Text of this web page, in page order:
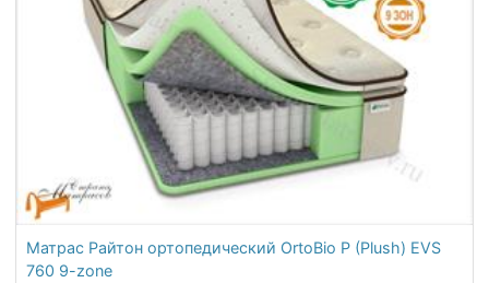
Матрас Райтон ортопедический OrtoBio P (Plush) EVS
760 9-zone